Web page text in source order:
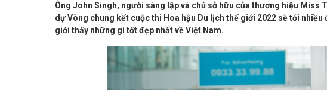
Ông John Singh, người sáng lập và chủ sở hữu của thương hiệu
dự Vòng chung kết cuộc thi Hoa hậu Du lịch thế giới 2022 sẽ tới
giới thấy những gì tốt đẹp nhất về Việt Nam.